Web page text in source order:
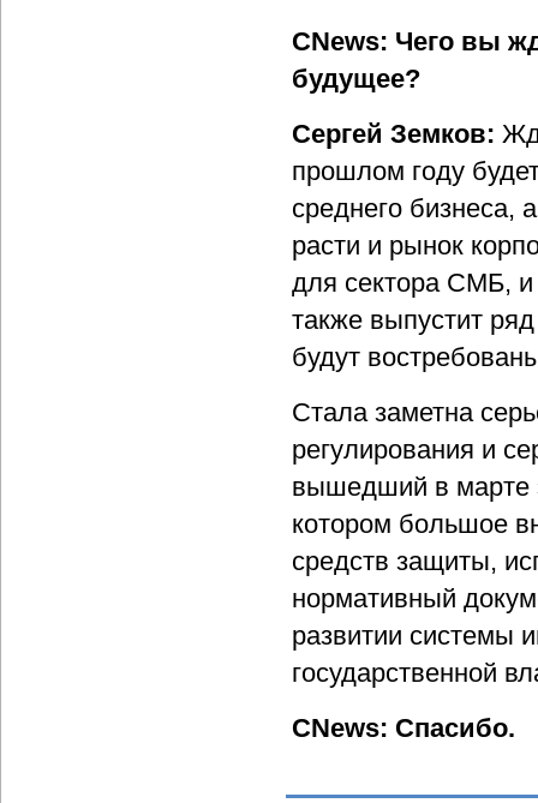
CNews: Чего вы
будущее?
Сергей Земков:
прошлом году
среднего бизнеса,
расти и рынок
для сектора СМБ, и
также выпустит
будут
Стала заметна
регулирования и
вышедший в марте
котором большое
средств защиты,
нормативный
развитии системы
государственной
CNews: Спасибо.